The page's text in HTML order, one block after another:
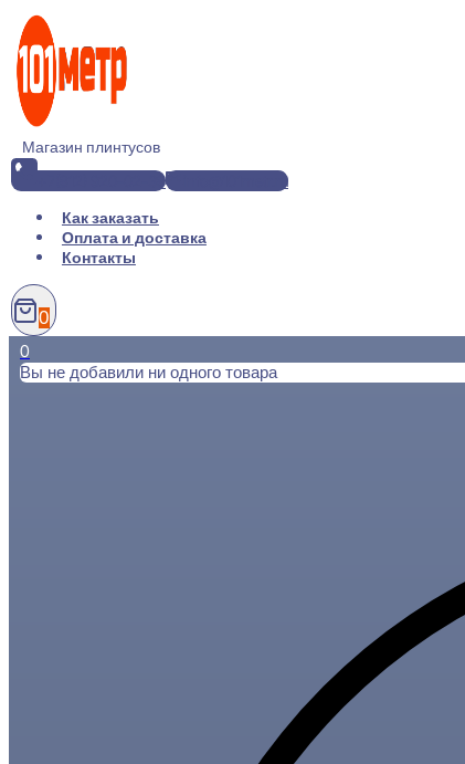
Перейти
содержимому
Магазин плинтусов
+7(812) 920-02-38
info@101metr.ru
Как заказать
Оплата и доставка
Контакты
0
0
Вы не добавили ни одного товара